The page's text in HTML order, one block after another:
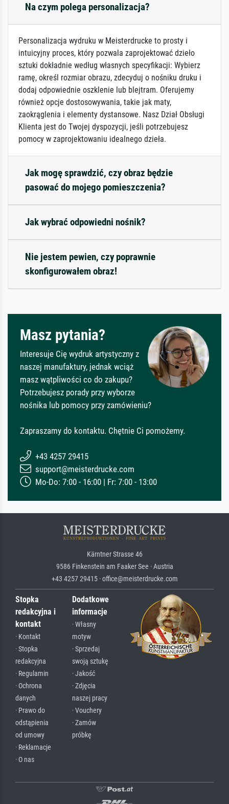
Na czym polega personalizacja?
Personalizacja wydruku w Meisterdrucke to prosty i
intuicyjny proces, który pozwala zaprojektować dzieło
sztuki dokładnie według własnych specyfikacji: Wybierz
ramę, określ rozmiar obrazu, zdecyduj o nośniku druku i
dodaj odpowiednie oszklenie lub blejtram. Oferujemy
również opcje dostosowywania, takie jak maty,
zaokrąglenia i elementy dystansowe. Nasz Dział Obsługi
Klienta jest do Twojej dyspozycji, jeśli potrzebujesz
pomocy w zaprojektowaniu idealnego dzieła.
Jak mogę sprawdzić, czy obraz będzie
pasować do mojego pomieszczenia?
Jak wybrać odpowiedni nośnik?
Nie jestem pewien, czy poprawnie
skonfigurowałem obraz!
Masz pytania?
Interesuje Cię wydruk artystyczny z
naszej manufaktury, jednak wciąż
masz wątpliwości co do zakupu?
Potrzebujesz porady przy wyborze
nośnika lub pomocy przy zamówieniu?
Zapraszamy do kontaktu. Chętnie Ci pomożemy.
+43 4257 29415
support@meisterdrucke.com
Mo-Do: 7:00 - 16:00 | Fr: 7:00 - 13:00
Kärntner Strasse 46
9586 Finkenstein am Faaker See · Austria
+43 4257 29415 · office@meisterdrucke.com
Stopka
redakcyjna i
kontakt
· Kontakt
· Stopka
redakcyjna
· Regulamin
· Ochrona
danych
· Prawo do
odstąpienia
od umowy
· Reklamacje
· O nas
Dodatkowe
informacje
· Własny
motyw
· Sprzedaj
swoją sztukę
· Jakość
· Zdjęcia
naszej pracy
· Vouchery
· Zamów
próbkę